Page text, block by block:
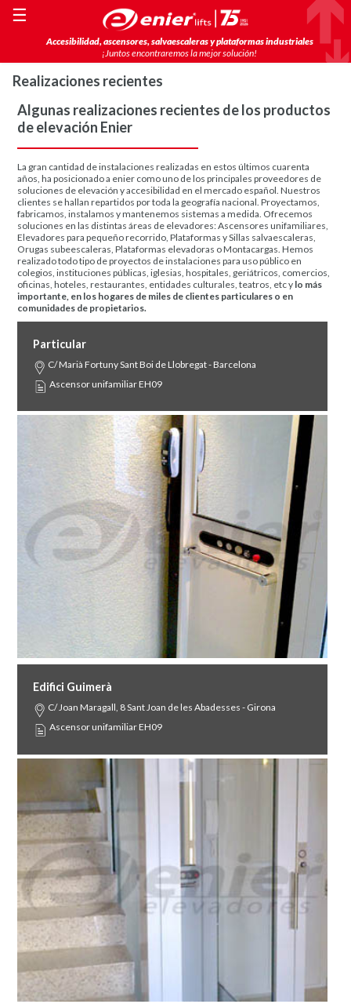
Accesibilidad, ascensores, salvaescaleras y plataformas industriales
¡Juntos encontraremos la mejor solución!
☰
Realizaciones recientes
Algunas realizaciones recientes de los productos
de elevación Enier
La gran cantidad de instalaciones realizadas en estos últimos cuarenta
años, ha posicionado a enier como uno de los principales proveedores de
soluciones de elevación y accesibilidad en el mercado español. Nuestros
clientes se hallan repartidos por toda la geografía nacional. Proyectamos,
fabricamos, instalamos y mantenemos sistemas a medida. Ofrecemos
soluciones en las distintas áreas de elevadores: Ascensores unifamiliares,
Elevadores para pequeño recorrido, Plataformas y Sillas salvaescaleras,
Orugas subeescaleras, Plataformas elevadoras o Montacargas. Hemos
realizado todo tipo de proyectos de instalaciones para uso público en
colegios, instituciones públicas, iglesias, hospitales, geriátricos, comercios,
oficinas, hoteles, restaurantes, entidades culturales, teatros, etc y lo más
importante, en los hogares de miles de clientes particulares o en
comunidades de propietarios.
Particular
C/ Marià Fortuny Sant Boi de Llobregat - Barcelona
Ascensor unifamiliar EH09
Edifici Guimerà
C/ Joan Maragall, 8 Sant Joan de les Abadesses - Girona
Ascensor unifamiliar EH09